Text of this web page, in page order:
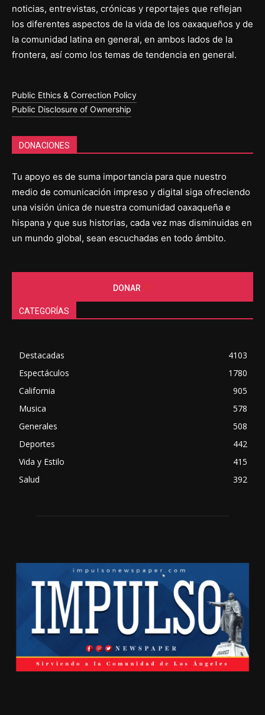
noticias, entrevistas, crónicas y reportajes que reflejan
los diferentes aspectos de la vida de los oaxaqueños y de
la comunidad latina en general, en ambos lados de la
frontera, así como los temas de tendencia en general.
Public Ethics & Correction Policy
Public Disclosure of Ownership
DONACIONES
Tu apoyo es de suma importancia para que nuestro
medio de comunicación impreso y digital siga ofreciendo
una visión única de nuestra comunidad oaxaqueña e
hispana y que sus historias, cada vez mas disminuidas en
un mundo global, sean escuchadas en todo ámbito.
DONAR
CATEGORÍAS
Destacadas
4103
Espectáculos
1780
California
905
Musica
578
Generales
508
Deportes
442
Vida y Estilo
415
Salud
392